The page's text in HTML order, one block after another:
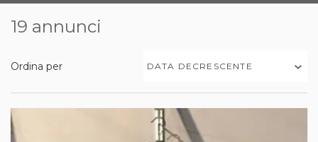
19 annunci
Ordina per DATA DECRESCENTE